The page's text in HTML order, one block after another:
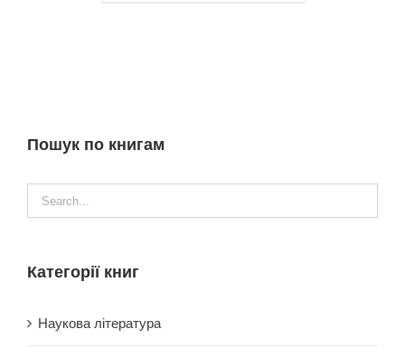
Пошук по книгам
Категорії книг
Наукова література